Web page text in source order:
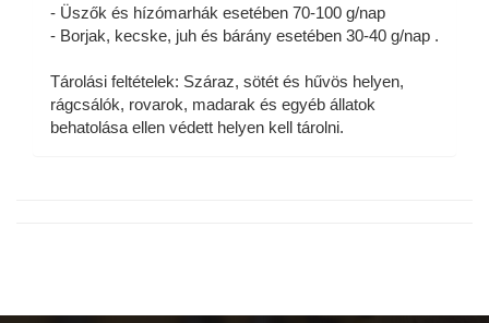
- Üszők és hízómarhák esetében 70-100 g/nap
- Borjak, kecske, juh és bárány esetében 30-40 g/nap .
Tárolási feltételek: Száraz, sötét és hűvös helyen,
rágcsálók, rovarok, madarak és egyéb állatok
behatolása ellen védett helyen kell tárolni.